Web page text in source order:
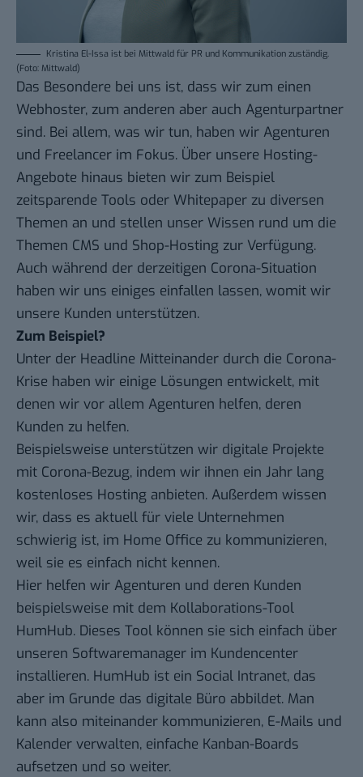
Kristina El-Issa ist bei Mittwald für PR und Kommunikation zuständig.
(Foto: Mittwald)
Das Besondere bei uns ist, dass wir zum einen
Webhoster, zum anderen aber auch Agenturpartner
sind. Bei allem, was wir tun, haben wir Agenturen
und Freelancer im Fokus. Über unsere Hosting-
Angebote hinaus bieten wir zum Beispiel
zeitsparende Tools oder Whitepaper zu diversen
Themen an und stellen unser Wissen rund um die
Themen CMS und Shop-Hosting zur Verfügung.
Auch während der derzeitigen Corona-Situation
haben wir uns einiges einfallen lassen, womit wir
unsere Kunden unterstützen.
Zum Beispiel?
Unter der Headline Mitteinander durch die Corona-
Krise haben wir einige Lösungen entwickelt, mit
denen wir vor allem Agenturen helfen, deren
Kunden zu helfen.
Beispielsweise unterstützen wir digitale Projekte
mit Corona-Bezug, indem wir ihnen ein Jahr lang
kostenloses Hosting anbieten. Außerdem wissen
wir, dass es aktuell für viele Unternehmen
schwierig ist, im Home Office zu kommunizieren,
weil sie es einfach nicht kennen.
Hier helfen wir Agenturen und deren Kunden
beispielsweise mit dem Kollaborations-Tool
HumHub. Dieses Tool können sie sich einfach über
unseren Softwaremanager im Kundencenter
installieren. HumHub ist ein Social Intranet, das
aber im Grunde das digitale Büro abbildet. Man
kann also miteinander kommunizieren, E-Mails und
Kalender verwalten, einfache Kanban-Boards
aufsetzen und so weiter.